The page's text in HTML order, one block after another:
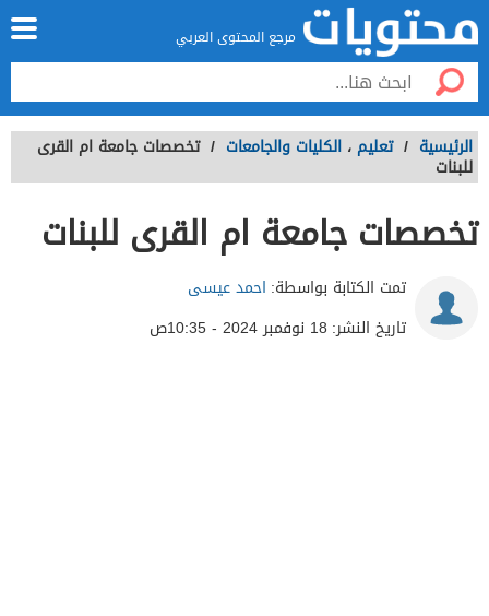
مرجع المحتوى العربي
الرئيسية / تعليم ، الكليات والجامعات / تخصصات جامعة ام القرى
للبنات
تخصصات جامعة ام القرى للبنات
تمت الكتابة بواسطة: احمد عيسى
تاريخ النشر: 18 نوفمبر 2024 - 10:35ص